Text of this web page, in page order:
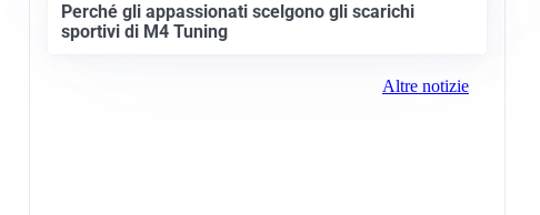
Perché gli appassionati scelgono gli scarichi
sportivi di M4 Tuning
Altre notizie